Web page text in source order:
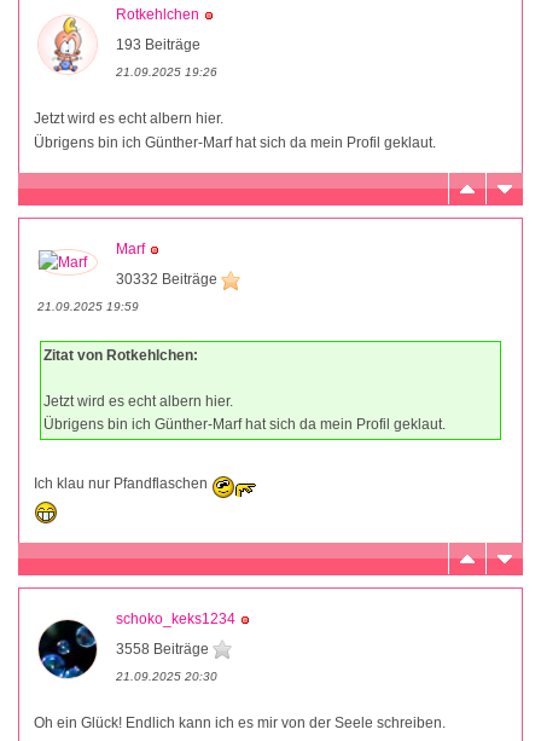
Rotkehlchen
193 Beiträge
21.09.2025 19:26
Jetzt wird es echt albern hier.
Übrigens bin ich Günther-Marf hat sich da mein Profil geklaut.
Marf
30332 Beiträge
21.09.2025 19:59
Zitat von Rotkehlchen:
Jetzt wird es echt albern hier.
Übrigens bin ich Günther-Marf hat sich da mein Profil geklaut.
Ich klau nur Pfandflaschen
schoko_keks1234
3558 Beiträge
21.09.2025 20:30
Oh ein Glück! Endlich kann ich es mir von der Seele schreiben.